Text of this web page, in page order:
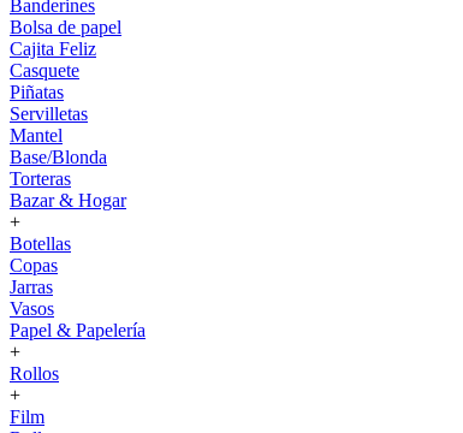
Banderines
Bolsa de papel
Cajita Feliz
Casquete
Piñatas
Servilletas
Mantel
Base/Blonda
Torteras
Bazar & Hogar
+
Botellas
Copas
Jarras
Vasos
Papel & Papelería
+
Rollos
+
Film